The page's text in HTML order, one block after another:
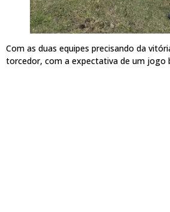
Com as duas equipes precisando da
torcedor, com a expectativa de um jogo